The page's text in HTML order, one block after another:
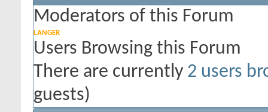
Moderators of this Forum
LANGER
Users Browsing this Forum
There are currently 2 users
guests)